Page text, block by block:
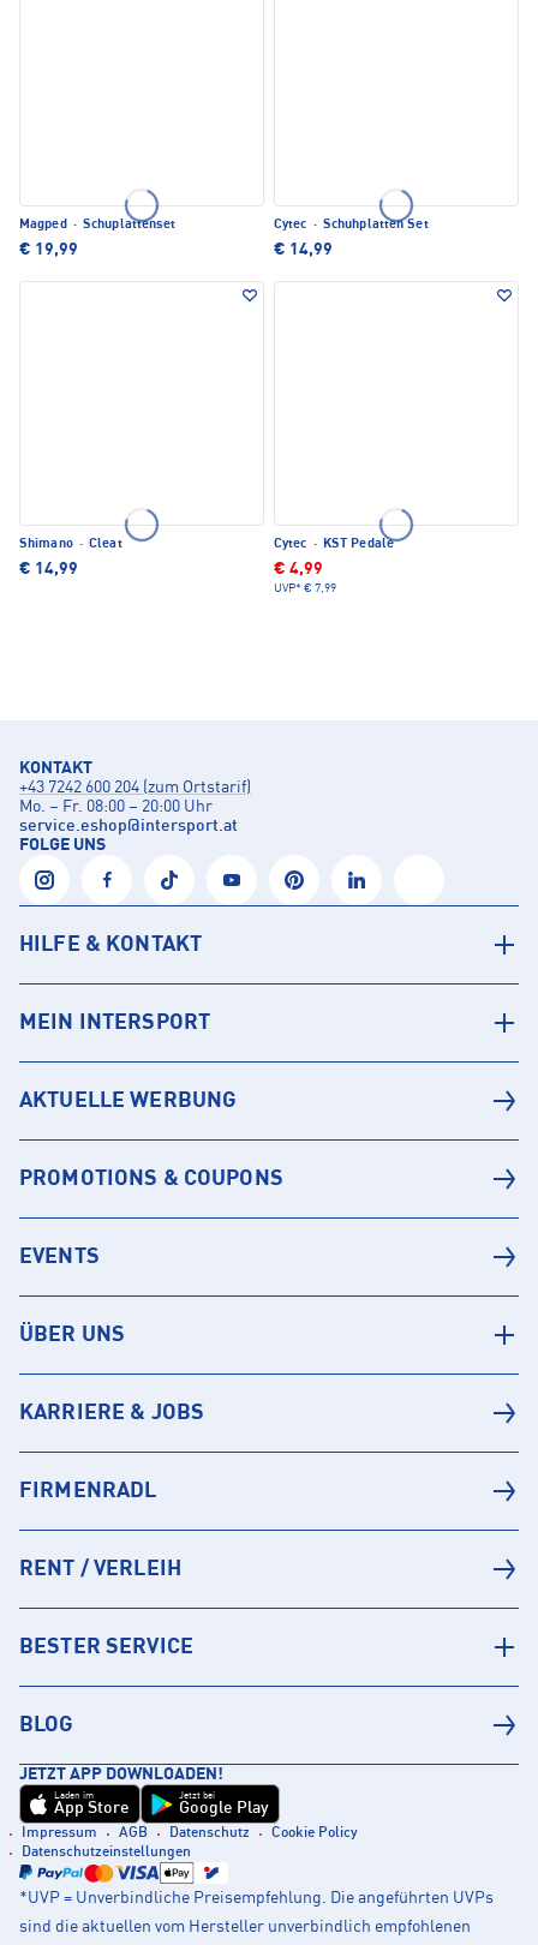
Magped · Schuplattenset
€ 19,99
Cytec · Schuhplatten Set
€ 14,99
Shimano · Cleat
€ 14,99
Cytec · KST Pedale
€ 4,99
UVP* € 7,99
KONTAKT
+43 7242 600 204 (zum Ortstarif)
Mo. – Fr. 08:00 – 20:00 Uhr
service.eshop@intersport.at
FOLGE UNS
HILFE & KONTAKT
MEIN INTERSPORT
AKTUELLE WERBUNG
PROMOTIONS & COUPONS
EVENTS
ÜBER UNS
KARRIERE & JOBS
FIRMENRADL
RENT / VERLEIH
BESTER SERVICE
BLOG
JETZT APP DOWNLOADEN!
Laden im
App Store
Jetzt bei
Google Play
Impressum AGB Datenschutz
Cookie Policy
Datenschutzeinstellungen
*UVP = Unverbindliche Preisempfehlung. Die angeführten UVPs
sind die aktuellen vom Hersteller unverbindlich empfohlenen